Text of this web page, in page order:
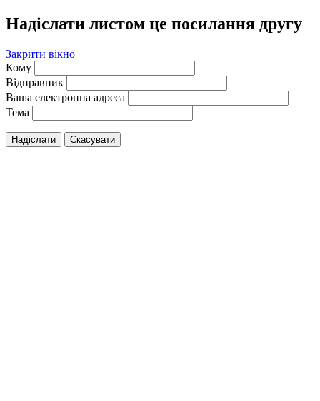
Надіслати листом це посилання другу
Закрити вікно
Кому
Відправник
Ваша електронна адреса
Тема
Надіслати Скасувати